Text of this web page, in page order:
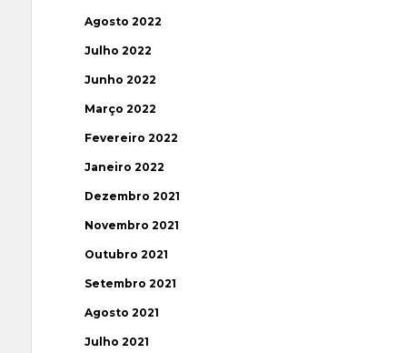
Agosto 2022
Julho 2022
Junho 2022
Março 2022
Fevereiro 2022
Janeiro 2022
Dezembro 2021
Novembro 2021
Outubro 2021
Setembro 2021
Agosto 2021
Julho 2021